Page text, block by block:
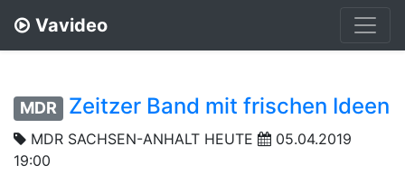
Vavideo
MDR Zeitzer Band mit frischen Ideen
MDR SACHSEN-ANHALT HEUTE
05.04.2019
19:00